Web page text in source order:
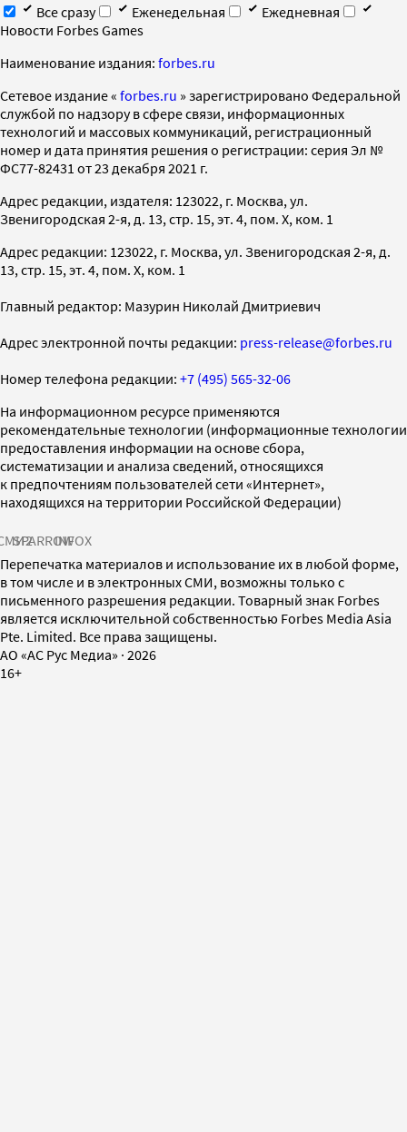
Все сразу
Еженедельная
Ежедневная
Новости Forbes Games
Наименование издания: forbes.ru
Cетевое издание « forbes.ru » зарегистрировано Федеральной
службой по надзору в сфере связи, информационных
технологий и массовых коммуникаций, регистрационный
номер и дата принятия решения о регистрации: серия Эл №
ФС77-82431 от 23 декабря 2021 г.
Адрес редакции, издателя: 123022, г. Москва, ул.
Звенигородская 2-я, д. 13, стр. 15, эт. 4, пом. X, ком. 1
Адрес редакции: 123022, г. Москва, ул. Звенигородская 2-я, д.
13, стр. 15, эт. 4, пом. X, ком. 1
Главный редактор: Мазурин Николай Дмитриевич
Адрес электронной почты редакции: press-release@forbes.ru
Номер телефона редакции: +7 (495) 565-32-06
На информационном ресурсе применяются
рекомендательные технологии (информационные технологии
предоставления информации на основе сбора,
систематизации и анализа сведений, относящихся
к предпочтениям пользователей сети «Интернет»,
находящихся на территории Российской Федерации)
SPARROWINFOX
Перепечатка материалов и использование их в любой форме,
в том числе и в электронных СМИ, возможны только с
письменного разрешения редакции. Товарный знак Forbes
является исключительной собственностью Forbes Media Asia
Pte. Limited. Все права защищены.
AO «АС Рус Медиа» · 2026
16+